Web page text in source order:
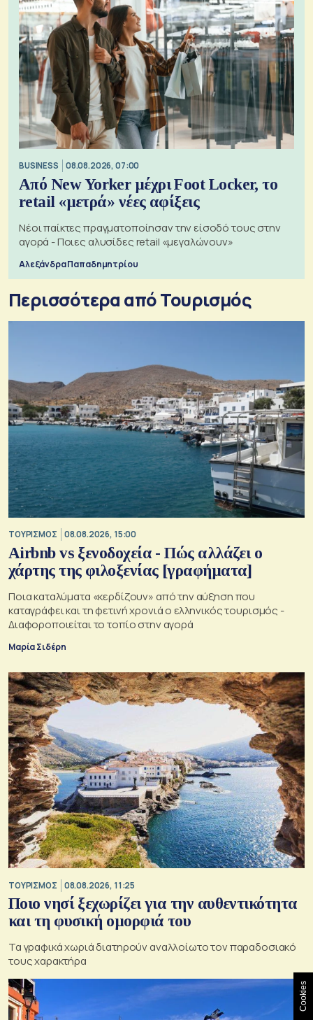
BUSINESS 08.08.2026, 07:00
Από New Yorker μέχρι Foot Locker, το
retail «μετρά» νέες αφίξεις
Νέοι παίκτες πραγματοποίησαν την είσοδό τους στην
αγορά - Ποιες αλυσίδες retail «μεγαλώνουν»
Αλεξάνδρα Παπαδημητρίου
Περισσότερα από Τουρισμός
ΤΟΥΡΙΣΜΟΣ 08.08.2026, 15:00
Airbnb vs ξενοδοχεία - Πώς αλλάζει ο
χάρτης της φιλοξενίας [γραφήματα]
Ποια καταλύματα «κερδίζουν» από την αύξηση που
καταγράφει και τη φετινή χρονιά ο ελληνικός τουρισμός -
Διαφοροποιείται το τοπίο στην αγορά
Μαρία Σιδέρη
ΤΟΥΡΙΣΜΟΣ 08.08.2026, 11:25
Ποιο νησί ξεχωρίζει για την αυθεντικότητα
και τη φυσική ομορφιά του
Τα γραφικά χωριά διατηρούν αναλλοίωτο τον παραδοσιακό
τους χαρακτήρα
Cookies